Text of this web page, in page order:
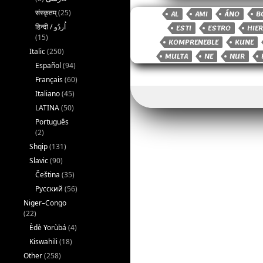
c
e
b
o
o
k
it
t
e
r
a
il
AL AMI ÁNO
ESTI
ESTRO
KOMPRENEBLE
KUNE
MULTA
NE NUR
संस्कृतम्(25)
(15)
Italic(250)
Español (94)
Français(60)
Italiano(45)
LATINA(50)
Português
(2)
Shqip(131)
Slavic(90)
Čeština (35)
Русский (56)
Niger–Congo
(22)
Èdè Yorùbá (4)
Kiswahili (18)
Other(258)